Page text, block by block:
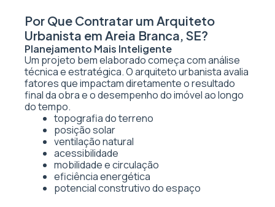
Por Que Contratar um Arquiteto
Urbanista em Areia Branca, SE?
Planejamento Mais Inteligente
Um projeto bem elaborado começa com análise
técnica e estratégica. O arquiteto urbanista avalia
fatores que impactam diretamente o resultado
final da obra e o desempenho do imóvel ao longo
do tempo.
topografia do terreno
posição solar
ventilação natural
acessibilidade
mobilidade e circulação
eficiência energética
potencial construtivo do espaço